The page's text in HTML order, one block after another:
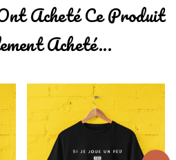
Acheté Ce Produit
Acheté...